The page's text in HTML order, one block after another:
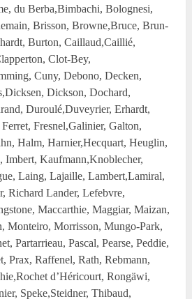
du Berba,Bimbachi, Bolognesi,
Brisson, Browne,Bruce, Brun-
Burton, Caillaud,Caillié,
Clot-Bey,
Cuny, Debono, Decken,
Dickson, Dochard,
Duroulé,Duveyrier, Erhardt,
Fresnel,Galinier, Galton,
Halm, Harnier,Hecquart, Heuglin,
Imbert, Kaufmann,Knoblecher,
Laing, Lajaille, Lambert,Lamiral,
Richard Lander, Lefebvre,
Maccarthie, Maggiar, Maizan,
Monteiro, Morrisson, Mungo-Park,
Partarrieau, Pascal, Pearse, Peddie,
Prax, Raffenel, Rath, Rebmann,
d’Héricourt, Rongäwi,
Speke,Steidner, Thibaud,